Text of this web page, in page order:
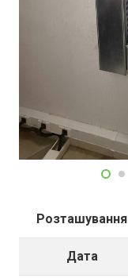
Розташування
Дата